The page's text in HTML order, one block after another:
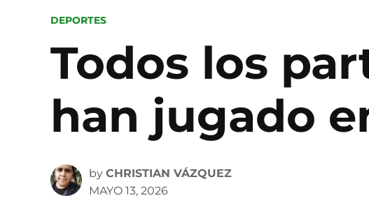
POSTED
DEPORTES
Todos los
han jugado
by CHRISTIAN VÁZQUEZ
MAYO 13, 2026